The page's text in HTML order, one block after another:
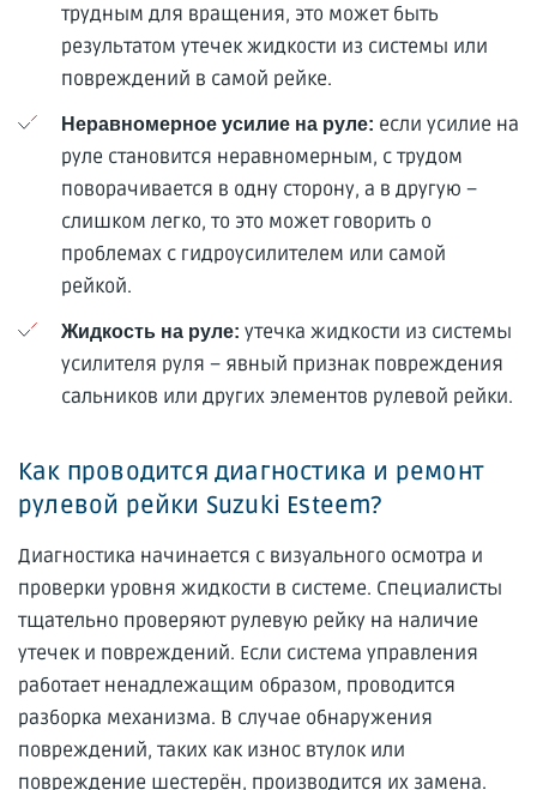
трудным для вращения, это может быть
результатом утечек жидкости из системы или
повреждений в самой рейке.
Неравномерное усилие на руле: если усилие на
руле становится неравномерным, с трудом
поворачивается в одну сторону, а в другую –
слишком легко, то это может говорить о
проблемах с гидроусилителем или самой
рейкой.
Жидкость на руле: утечка жидкости из системы
усилителя руля – явный признак повреждения
сальников или других элементов рулевой рейки.
Как проводится диагностика и ремонт
рулевой рейки Suzuki Esteem?
Диагностика начинается с визуального осмотра и
проверки уровня жидкости в системе. Специалисты
тщательно проверяют рулевую рейку на наличие
утечек и повреждений. Если система управления
работает ненадлежащим образом, проводится
разборка механизма. В случае обнаружения
повреждений, таких как износ втулок или
повреждение шестерён, производится их замена.